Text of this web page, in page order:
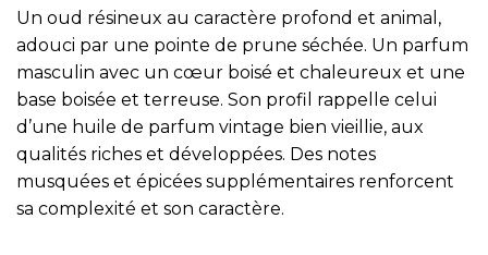
Un oud résineux au caractère profond et animal,
adouci par une pointe de prune séchée. Un parfum
masculin avec un cœur boisé et chaleureux et une
base boisée et terreuse. Son profil rappelle celui
d’une huile de parfum vintage bien vieillie, aux
qualités riches et développées. Des notes
musquées et épicées supplémentaires renforcent
sa complexité et son caractère.